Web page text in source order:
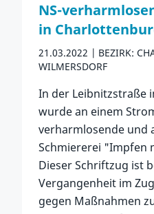
NS-
in
21.03.2022
BEZIRK:
WILMERSDORF
In der Leibnitzstraße
wurde an einem
verharmlosende und
Schmiererei "Impfen
Dieser Schriftzug ist
Vergangenheit im
gegen Maßnahmen